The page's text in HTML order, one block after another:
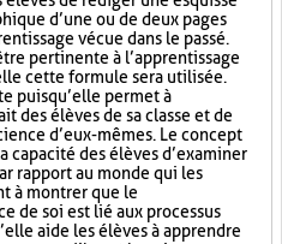
d’une ou de deux pages
vécue dans le passé.
pertinente à l’apprentissage
cette formule sera utilisée.
puisqu’elle permet à
des élèves de sa classe et de
d’eux-mêmes. Le concept
capacité des élèves d’examiner
rapport au monde qui les
à montrer que le
de soi est lié aux processus
aide les élèves à apprendre